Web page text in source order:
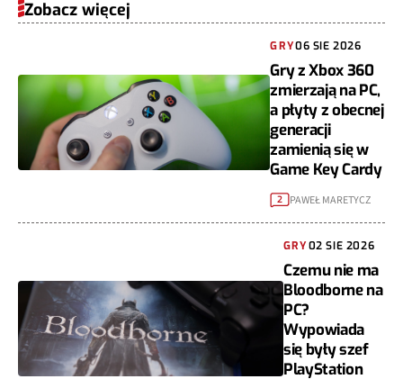
Zobacz więcej
GRY06 SIE 2026
Gry z Xbox 360
zmierzają na PC,
a płyty z obecnej
generacji
zamienią się w
Game Key Cardy
2 PAWEŁ MARETYCZ
GRY02 SIE 2026
Czemu nie ma
Bloodborne na
PC?
Wypowiada
się były szef
PlayStation